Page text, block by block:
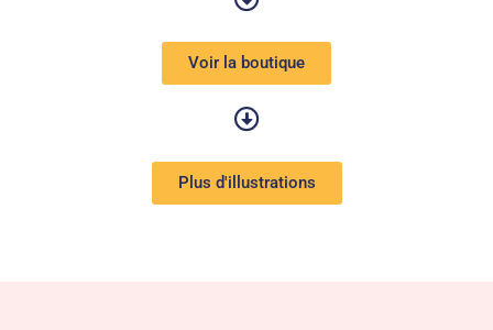
Voir la boutique
Plus d'illustrations